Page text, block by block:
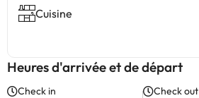
Cuisine
Heures d'arrivée et de départ
Check in Check out